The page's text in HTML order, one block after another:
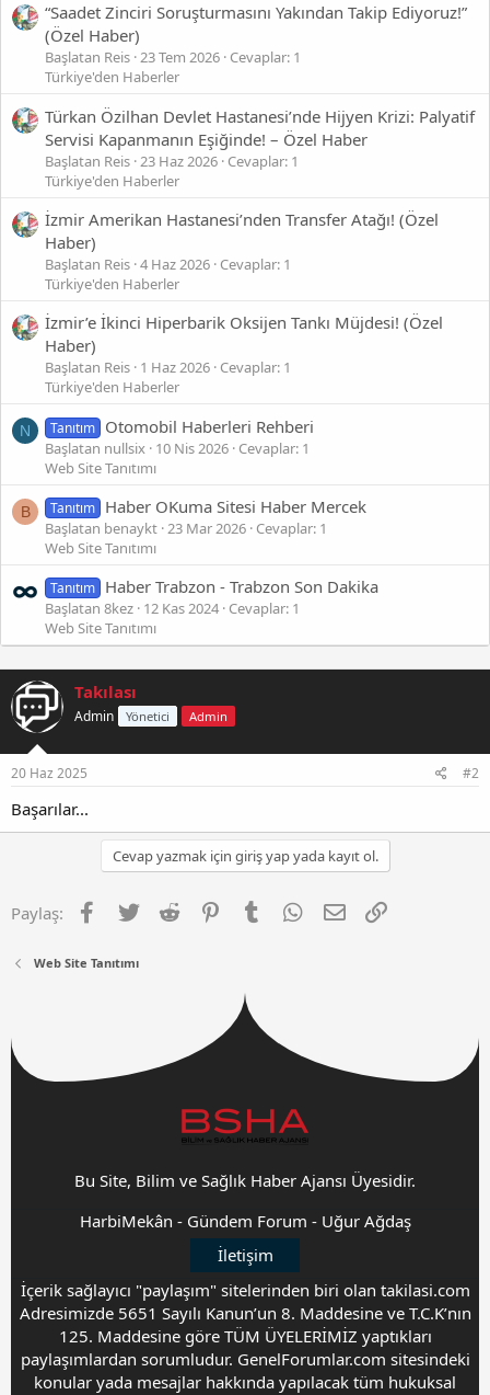
“Saadet Zinciri Soruşturmasını Yakından Takip Ediyoruz!”
(Özel Haber)
Başlatan Reis 23 Tem 2026 Cevaplar: 1
Türkiye'den Haberler
Türkan Özilhan Devlet Hastanesi’nde Hijyen Krizi: Palyatif
Servisi Kapanmanın Eşiğinde! – Özel Haber
Başlatan Reis 23 Haz 2026 Cevaplar: 1
Türkiye'den Haberler
İzmir Amerikan Hastanesi’nden Transfer Atağı! (Özel
Haber)
Başlatan Reis 4 Haz 2026 Cevaplar: 1
Türkiye'den Haberler
İzmir’e İkinci Hiperbarik Oksijen Tankı Müjdesi! (Özel
Haber)
Başlatan Reis 1 Haz 2026 Cevaplar: 1
Türkiye'den Haberler
N Tanıtım Otomobil Haberleri Rehberi
Başlatan nullsix 10 Nis 2026 Cevaplar: 1
Web Site Tanıtımı
B Tanıtım Haber OKuma Sitesi Haber Mercek
Başlatan benaykt 23 Mar 2026 Cevaplar: 1
Web Site Tanıtımı
Tanıtım Haber Trabzon - Trabzon Son Dakika
Başlatan 8kez 12 Kas 2024 Cevaplar: 1
Web Site Tanıtımı
Takılası
Admin Yönetici Admin
20 Haz 2025 #2
Başarılar...
Cevap yazmak için giriş yap yada kayıt ol.
Paylaş: Facebook
Twitter Reddit PinterestTumblr WhatsApp
E-posta
Web Site Tanıtımı
Bu Site, Bilim ve Sağlık Haber Ajansı Üyesidir.
HarbiMekân - Gündem Forum - Uğur Ağdaş
İletişim
İçerik sağlayıcı "paylaşım" sitelerinden biri olan takilasi.com
Adresimizde 5651 Sayılı Kanun’un 8. Maddesine ve T.C.K’nın
125. Maddesine göre TÜM ÜYELERİMİZ yaptıkları
paylaşımlardan sorumludur. GenelForumlar.com sitesindeki
konular yada mesajlar hakkında yapılacak tüm hukuksal